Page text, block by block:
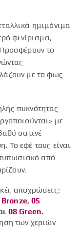
ημιμόνιμα
φινίρισμα,
το
με το φως
πυκνότητας
με
σατινέ
Το εφέ τους είναι
από
αποχρώσεις:
Bronze,05
08 Green.
των χεριών